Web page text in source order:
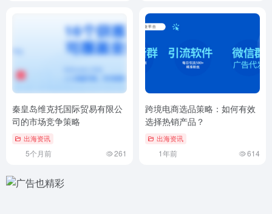
秦皇岛维克托国际贸易有限公
司的市场竞争策略
出海资讯
5个月前 261
跨境电商选品策略：如何有效
选择热销产品？
出海资讯
1年前 614